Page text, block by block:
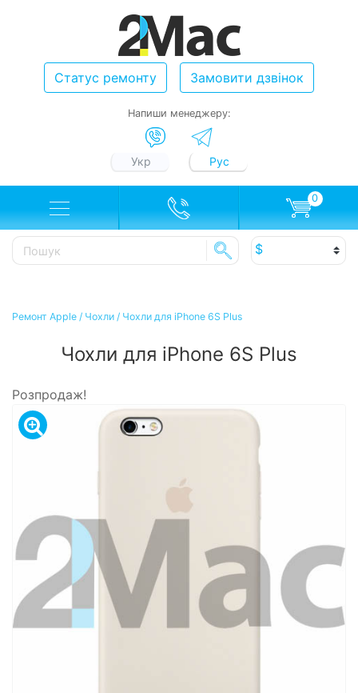
Статус ремонту Замовити дзвінок
Напиши менеджеру:
Укр Рус
0
Ремонт Apple / Чохли / Чохли для iPhone 6S Plus
Чохли для iPhone 6S Plus
Розпродаж!